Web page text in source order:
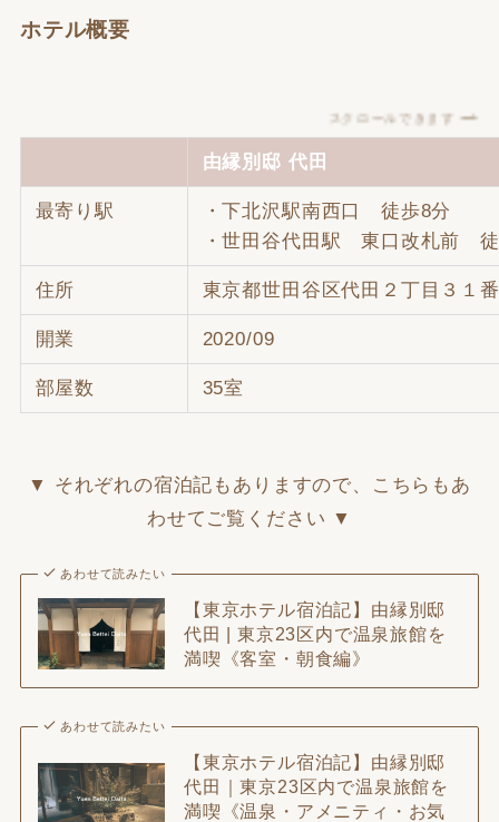
ホテル概要
スクロールできます
由縁別邸 代田
最寄り駅
・下北沢駅南西口 徒歩8分
・世田谷代田駅 東口改札前
住所 東京都世田谷区代田２丁目３１
開業 2020/09
部屋数 35室
▼ それぞれの宿泊記もありますので、こちらもあ
わせてご覧ください ▼
あわせて読みたい
【東京ホテル宿泊記】由縁別邸
代田 | 東京23区内で温泉旅館を
満喫《客室・朝食編》
あわせて読みたい
【東京ホテル宿泊記】由縁別邸
代田｜東京23区内で温泉旅館を
満喫《温泉・アメニティ・お気